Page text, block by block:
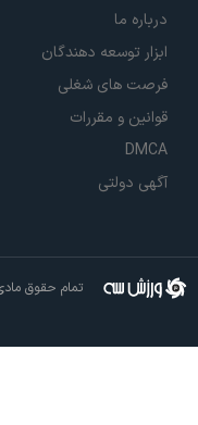
درباره ما
ابزار توسعه دهندگان
فرصت های شغلی
قوانین و مقررات
DMCA
آگهی دولتی
تمام حقوق